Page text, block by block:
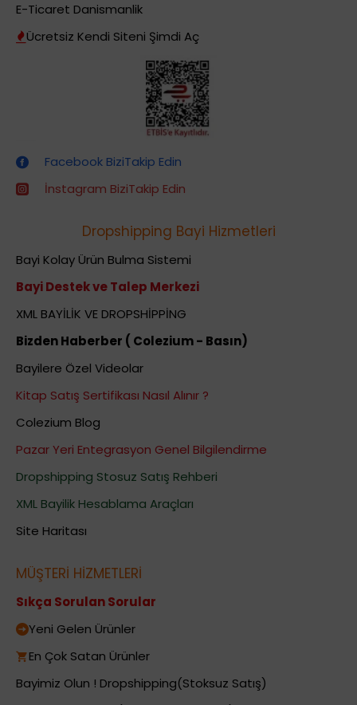
E-Ticaret Danismanlik
Ücretsiz Kendi Siteni Şimdi Aç
Facebook BiziTakip Edin
İnstagram BiziTakip Edin
Dropshipping Bayi Hizmetleri
Bayi Kolay Ürün Bulma Sistemi
Bayi Destek ve Talep Merkezi
XML BAYİLİK VE DROPSHİPPİNG
Bizden Haberber ( Colezium - Basın)
Bayilere Özel Videolar
Kitap Satış Sertifikası Nasıl Alınır ?
Colezium Blog
Pazar Yeri Entegrasyon Genel Bilgilendirme
Dropshipping Stosuz Satış Rehberi
XML Bayilik Hesablama Araçları
Site Haritası
MÜŞTERİ HİZMETLERİ
Sıkça Sorulan Sorular
Yeni Gelen Ürünler
En Çok Satan Ürünler
Bayimiz Olun ! Dropshipping(Stoksuz Satış)